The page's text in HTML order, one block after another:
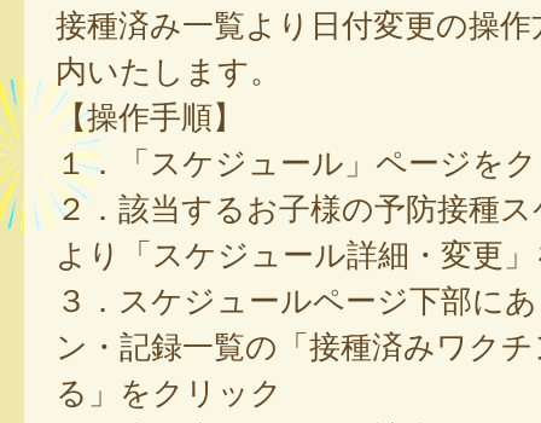
接種済み一覧より日付変更の操
内いたします。
【操作手順】
１．「スケジュール」ページを
２．該当するお子様の予防接種
より「スケジュール詳細・変更
３．スケジュールページ下部に
ン・記録一覧の「接種済みワク
る」をクリック